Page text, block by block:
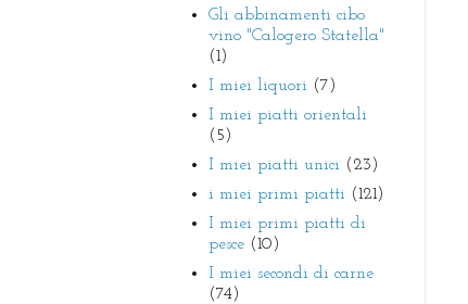
Gli abbinamenti cibo
vino "Calogero Statella"
(1)
I miei liquori (7)
I miei piatti orientali
(5)
I miei piatti unici (23)
i miei primi piatti (121)
I miei primi piatti di
pesce (10)
I miei secondi di carne
(74)